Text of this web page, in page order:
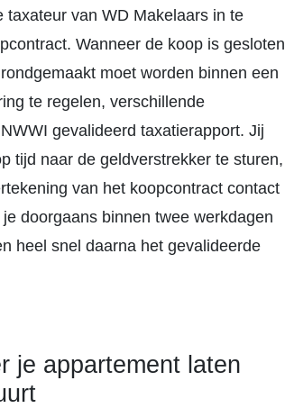
van WD Makelaars in te
Wanneer de koop is gesloten
moet worden binnen een
te regelen, verschillende
gevalideerd taxatierapport. Jij
tijd naar de geldverstrekker te sturen,
van het koopcontract contact
doorgaans binnen twee werkdagen
heel snel daarna het gevalideerde
je appartement laten